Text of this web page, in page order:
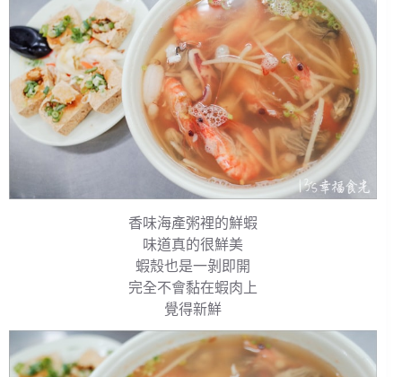
香味海產粥裡的鮮蝦
味道真的很鮮美
蝦殼也是一剝即開
完全不會黏在蝦肉上
覺得新鮮